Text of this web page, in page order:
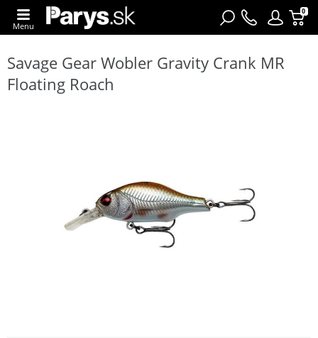
0
Menu
Savage Gear Wobler Gravity Crank MR
Floating Roach